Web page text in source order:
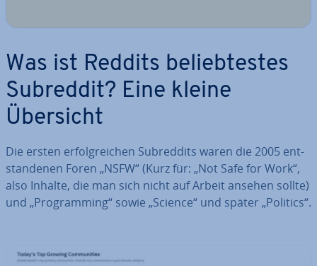
Was ist Reddits be­lieb­tes­tes
Subreddit? Eine kleine
Übersicht
Die ersten er­folg­rei­chen Subred­dits waren die 2005 ent­
stan­de­nen Foren „NSFW“ (Kurz für: „Not Safe for Work“,
also Inhalte, die man sich nicht auf Arbeit ansehen sollte)
und „Pro­gramming“ sowie „Science“ und später „Politics“.